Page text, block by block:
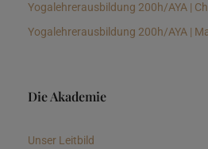
Yogalehrerausbildung 200h/AYA |
Yogalehrerausbildung 200h/AYA |
Die Akademie
Unser Leitbild